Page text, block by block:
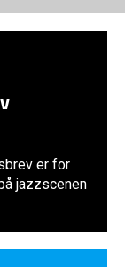
er for
jazzscenen